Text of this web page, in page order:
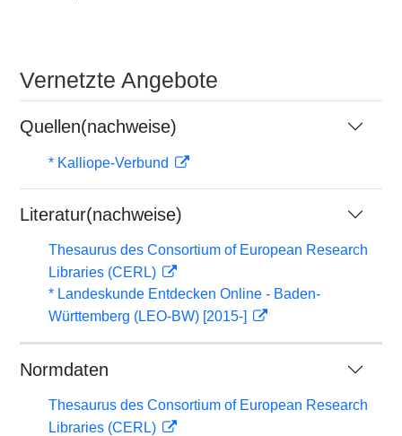
Vernetzte Angebote
Quellen(nachweise)
* Kalliope-Verbund
Literatur(nachweise)
Thesaurus des Consortium of European Research
Libraries (CERL)
* Landeskunde Entdecken Online - Baden-
Württemberg (LEO-BW) [2015-]
Normdaten
Thesaurus des Consortium of European Research
Libraries (CERL)